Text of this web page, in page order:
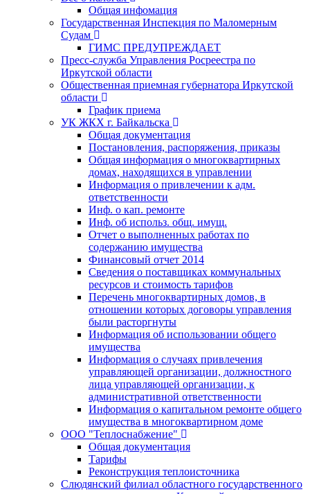
Общая инфомация
Государственная Инспекция по Маломерным
Судам
ГИМС ПРЕДУПРЕЖДАЕТ
Пресс-служба Управления Росреестра по
Иркутской области
Общественная приемная губернатора Иркутской
области
График приема
УК ЖКХ г. Байкальска
Общая документация
Постановления, распоряжения, приказы
Общая информация о многоквартирных
домах, находящихся в управлении
Информация о привлечении к адм.
ответственности
Инф. о кап. ремонте
Инф. об использ. общ. имущ.
Отчет о выполненных работах по
содержанию имущества
Финансовый отчет 2014
Сведения о поставщиках коммунальных
ресурсов и стоимость тарифов
Перечень многоквартирных домов, в
отношении которых договоры управления
были расторгнуты
Информация об использовании общего
имущества
Информация о случаях привлечения
управляющей организации, должностного
лица управляющей организации, к
административной ответственности
Информация о капитальном ремонте общего
имущества в многоквартирном доме
ООО "Теплоснабжение"
Общая документация
Тарифы
Реконструкция теплоисточника
Слюдянский филиал областного государственного